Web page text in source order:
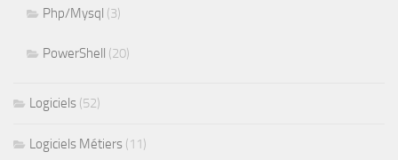
Php/Mysql (3)
PowerShell (20)
Logiciels (52)
Logiciels Métiers (11)